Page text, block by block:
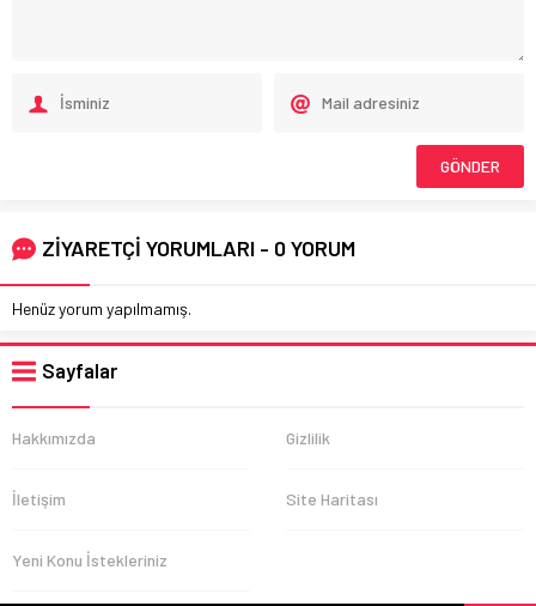
ZİYARETÇİ YORUMLARI - 0 YORUM
Henüz yorum yapılmamış.
Sayfalar
Hakkımızda Gizlilik
İletişim Site Haritası
Yeni Konu İstekleriniz